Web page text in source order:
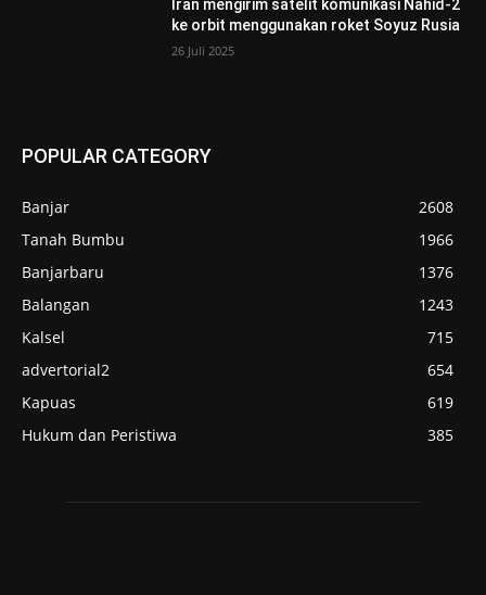
Iran mengirim satelit komunikasi Nahid-2
ke orbit menggunakan roket Soyuz Rusia
26 Juli 2025
POPULAR CATEGORY
Banjar
2608
Tanah Bumbu
1966
Banjarbaru
1376
Balangan
1243
Kalsel
715
advertorial2
654
Kapuas
619
Hukum dan Peristiwa
385